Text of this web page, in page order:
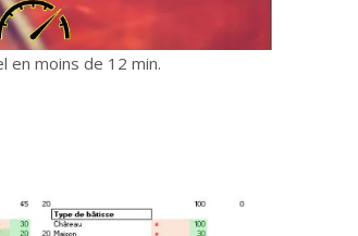
en moins de 12 min.